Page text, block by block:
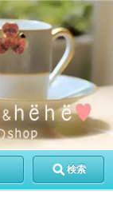
検索